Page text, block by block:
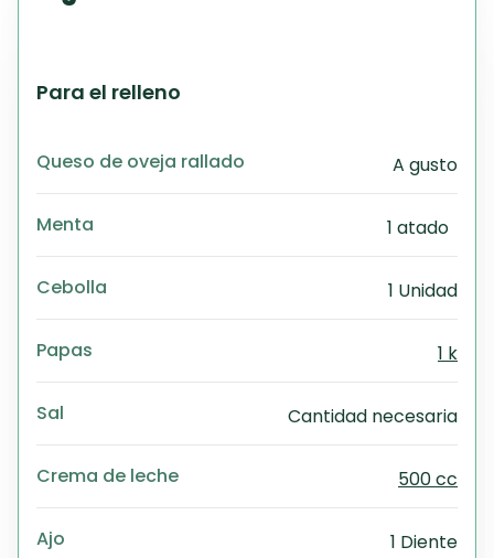
Para el relleno
Queso de oveja rallado A gusto
Menta 1 atado
Cebolla 1 Unidad
Papas 1 k
Sal Cantidad necesaria
Crema de leche 500 cc
Ajo 1 Diente